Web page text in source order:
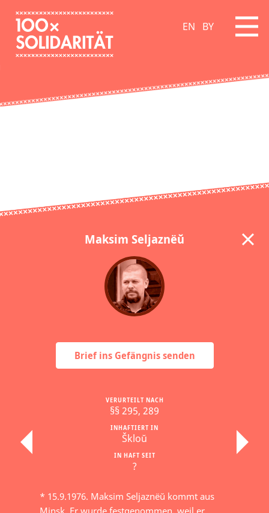
EN BY
Maksim Seljaznёŭ
Brief ins Gefängnis senden
IN HAFT SEIT
?
INHAFTIERT IN
Škloŭ
VERURTEILT NACH
§§ 295, 289
* 15.9.1976. Maksim Seljaznёŭ kommt aus